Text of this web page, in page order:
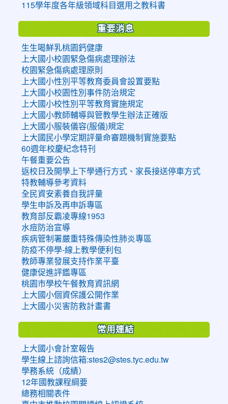
115學年度各年級領域科目選用之教科書
重要消息
生生喝鮮乳桃園鈣健康
上大國小校園緊急傷病處理辦法
校園緊急傷病處理原則
上大國小性別平等教育委員會設置要點
上大國小校園性別事件防治規定
上大國小校性別平等教育實施規定
上大國小教師輔導與管教學生辦法正確版
上大國小服裝儀容(服儀)規定
上大國民小學定期評量命審題機制實施要點
60週年校慶紀念特刊
午餐重要公告
返校日及開學上下學通行方式、家長接送停車方式
特教輔導參考資料
全民資安素養自我評量
學生申訴及再申訴專區
教育部反霸凌專線1953
水痘防治宣導
疾病管制署嚴重特殊傳染性肺炎專區
防疫不停學-線上教學便利包
教師專業發展支持作業平臺
健康促進評鑑專區
桃園市學校午餐教育資訊網
上大國小個資保護公開作業
上大國小災害防救計畫書
常用連結
上大國小會計室報告
學生線上諮詢信箱:stes2@stes.tyc.edu.tw
學務系統（成績）
12年國教課程綱要
總務相關表件